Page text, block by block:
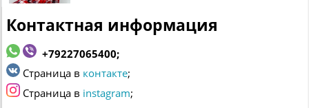
Контактная информация
+79227065400;
Страница в контакте;
Страница в instagram;